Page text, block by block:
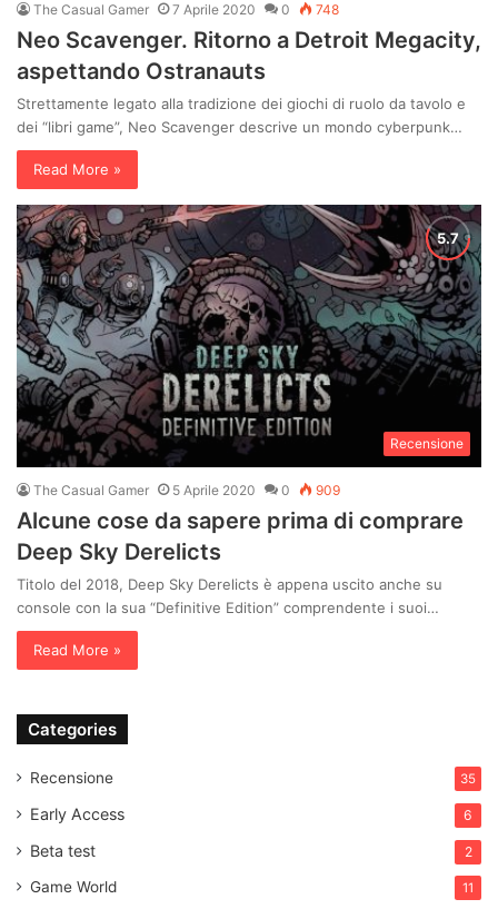
The Casual Gamer 7 Aprile 2020 0 748
Neo Scavenger. Ritorno a Detroit Megacity,
aspettando Ostranauts
Strettamente legato alla tradizione dei giochi di ruolo da tavolo e
dei “libri game”, Neo Scavenger descrive un mondo cyberpunk…
Read More »
Recensione
The Casual Gamer 5 Aprile 2020 0 909
Alcune cose da sapere prima di comprare
Deep Sky Derelicts
Titolo del 2018, Deep Sky Derelicts è appena uscito anche su
console con la sua “Definitive Edition” comprendente i suoi…
Read More »
Categories
Recensione 35
Early Access 6
Beta test 2
Game World 11